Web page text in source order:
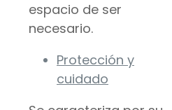
espacio de ser
necesario.
Protección y
cuidado